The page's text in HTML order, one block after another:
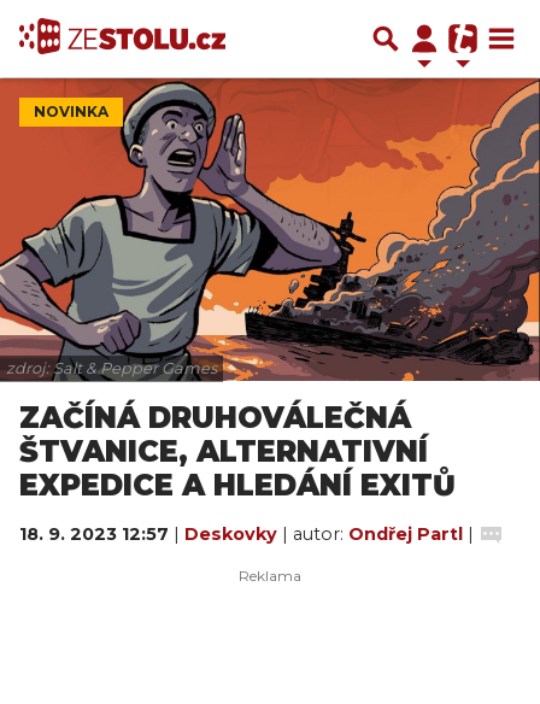
NOVINKA
zdroj: Salt & Pepper Games
ZAČÍNÁ DRUHOVÁLEČNÁ
ŠTVANICE, ALTERNATIVNÍ
EXPEDICE A HLEDÁNÍ EXITŮ
18. 9. 2023 12:57 | Deskovky | autor: Ondřej Partl |